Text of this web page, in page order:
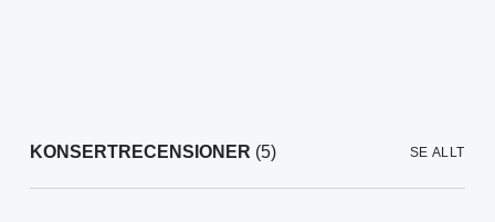
KONSERTRECENSIONER (5) SE ALLT